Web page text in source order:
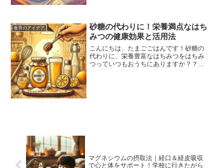
食育のアイデア
砂糖の代わりに！栄養満点なはち
みつの健康効果と活用法
こんにちは、たまごごはんです！砂糖の
代わりに、栄養豊富なはちみつをはちみ
つっていつもおうちにありますか？？我
マグネシウムの摂取法｜経口＆経皮吸収
で心と体をサポート！学校に行きたがら